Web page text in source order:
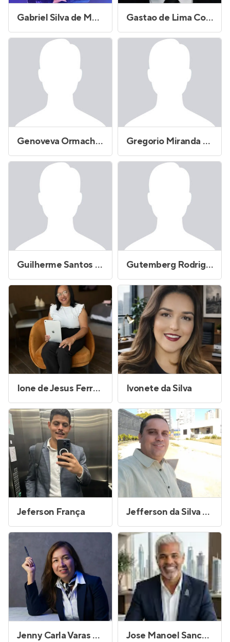
Gabriel Silva de Morais Gastao de Lima Coimbra
Genoveva Ormachea Silva Gregorio Miranda de Oliveira
Guilherme Santos Figueiredo da Silva Gutemberg Rodrigues Alves Paiva
Ione de Jesus Ferreira da Silva Ivonete da Silva
Jeferson França Jefferson da Silva Vieira
Jenny Carla Varas Grados Jose Manoel Sanches